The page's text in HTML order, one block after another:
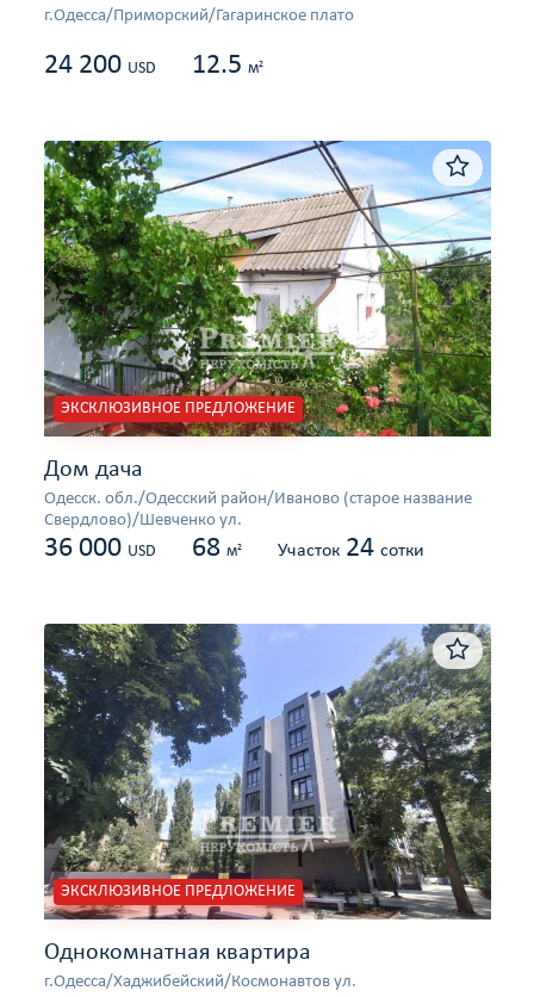
г.Одесса/Приморский/Гагаринское плато
24 200 USD 12.5 м2
ЭКСКЛЮЗИВНОЕ ПРЕДЛОЖЕНИЕ
Дом дача
Одесcк. обл./Одесский район/Иваново (старое название
Свердлово)/Шевченко ул.
36 000 USD 68 м2 Участок 24 сотки
ЭКСКЛЮЗИВНОЕ ПРЕДЛОЖЕНИЕ
Однокомнатная квартира
г.Одесса/Хаджибейский/Космонавтов ул.